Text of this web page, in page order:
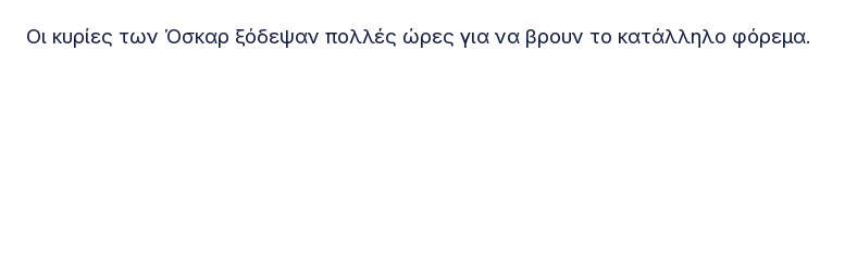
Οι κυρίες των Όσκαρ ξόδεψαν πολλές ώρες για να βρουν το κατάλληλο φόρεμα.